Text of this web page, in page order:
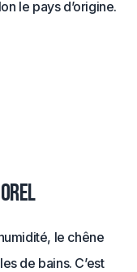
le pays d’origine.
le chêne
de bains. C’est